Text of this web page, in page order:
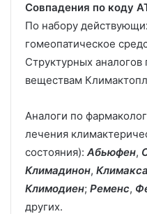
Совпадения по коду
По набору
гомеопатическое
Структурных
веществам
Аналоги по
лечения
состояния): Абьюфен,
Климадинон,
Климодиен; Ременс,
других.